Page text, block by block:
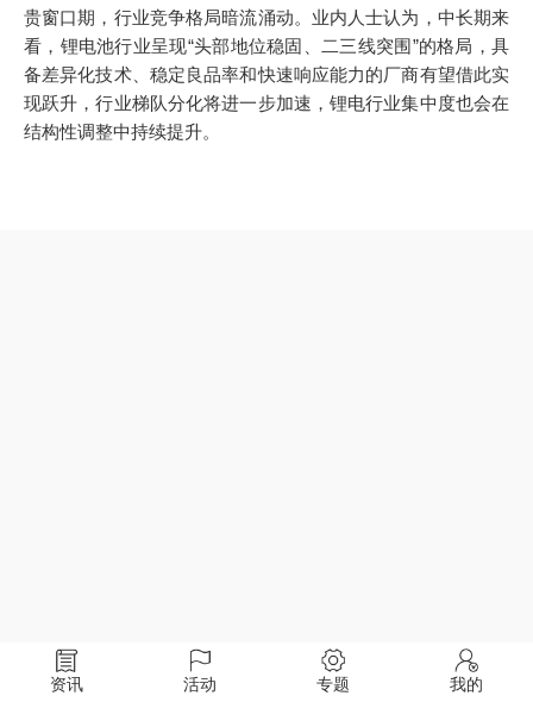
贵窗口期，行业竞争格局暗流涌动。业内人士认为，中长期来
看，锂电池行业呈现“头部地位稳固、二三线突围”的格局，具
备差异化技术、稳定良品率和快速响应能力的厂商有望借此实
现跃升，行业梯队分化将进一步加速，锂电行业集中度也会在
结构性调整中持续提升。
资讯 活动 专题 我的